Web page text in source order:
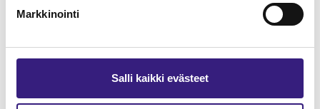
Markkinointi
Salli kaikki evästeet
TILAA TÄSTÄ